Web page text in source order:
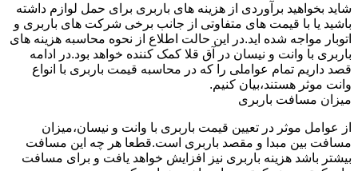
شاید بخواهید برآوردی از هزینه های باربری برای حمل لوازم داشته
باشید یا با قیمت های متفاوتی از جانب برخی شرکت های باربری و
اتوبار مواجه شده اید.در این حالت اطلاع از نحوه محاسبه هزینه های
باربری با وانت و نیسان در آق قلا کمک کننده خواهد بود.در ادامه
قصد داریم تمام عواملی را که در محاسبه قیمت باربری با انواع
وانت موثر هستند،بیان کنیم.
میزان مسافت باربری
از عوامل موثر در تعیین قیمت باربری با وانت و نیسان،میزان
مسافت بین مبدا و مقصد باربری است.قطعا هر چه این مسافت
بیشتر باشد هزینه باربری نیز افزایش خواهد یافت و برای مسافت